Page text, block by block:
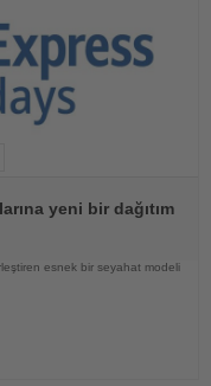
yeni bir dağıtım
esnek bir seyahat modeli